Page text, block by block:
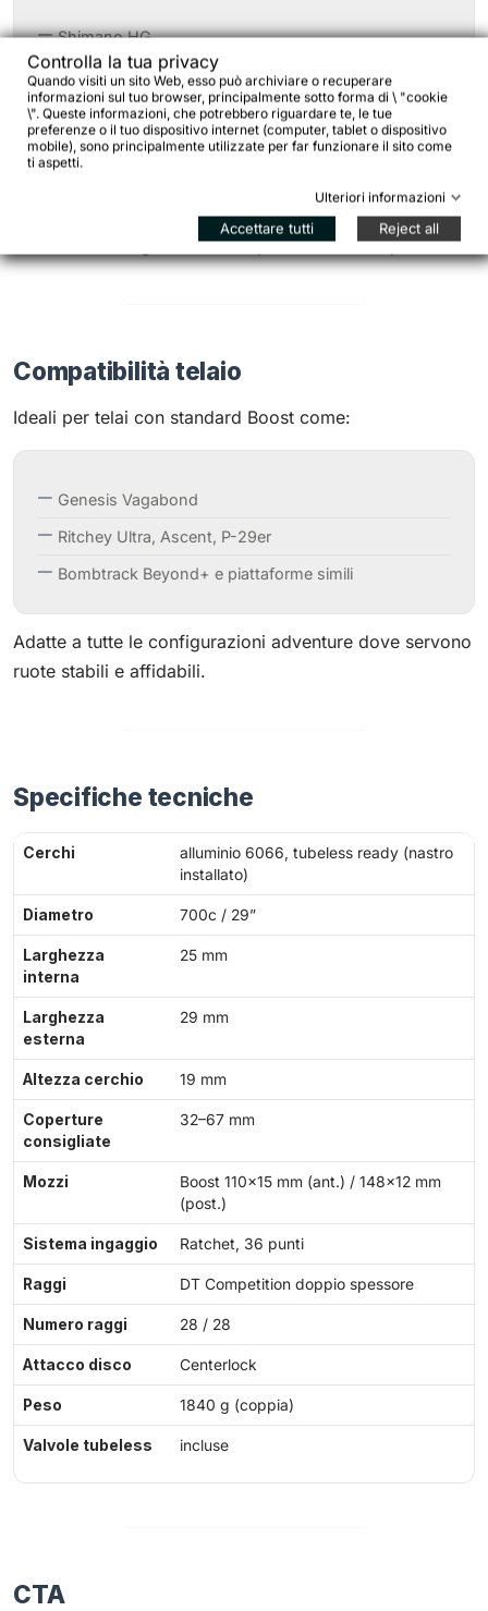
Shimano HG
Shimano Microspline
SRAM XDR
Campagnolo N3W
Le configurazioni Microspline e Campagnolo sono
meno diffuse e generalmente più difficili da reperire.
Compatibilità telaio
Ideali per telai con standard Boost come:
Genesis Vagabond
Ritchey Ultra, Ascent, P-29er
Bombtrack Beyond+ e piattaforme simili
Adatte a tutte le configurazioni adventure dove servono
ruote stabili e affidabili.
Specifiche tecniche
Cerchi
alluminio 6066, tubeless ready (nastro
installato)
Diametro 700c / 29”
Larghezza
interna
25 mm
Larghezza
esterna
29 mm
Altezza cerchio 19 mm
Coperture
consigliate
32–67 mm
Mozzi
Boost 110x15 mm (ant.) / 148x12 mm
(post.)
Sistema ingaggio Ratchet, 36 punti
Raggi DT Competition doppio spessore
Numero raggi 28 / 28
Attacco disco Centerlock
Peso 1840 g (coppia)
Valvole tubeless incluse
CTA
Controlla la tua privacy
Quando visiti un sito Web, esso può archiviare o recuperare
informazioni sul tuo browser, principalmente sotto forma di \ "cookie
\". Queste informazioni, che potrebbero riguardare te, le tue
preferenze o il tuo dispositivo internet (computer, tablet o dispositivo
mobile), sono principalmente utilizzate per far funzionare il sito come
ti aspetti.
Ulteriori informazioni
Accettare tutti Reject all